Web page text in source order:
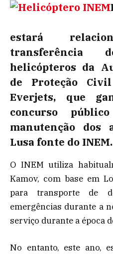
estará
transferência
helicópteros da
de Proteção
Everjets, que
concurso
manutenção dos
Lusa fonte do INEM.
O INEM utiliza
Kamov, com base em
para transporte de
emergências durante a
serviço durante a época
No entanto, este ano,